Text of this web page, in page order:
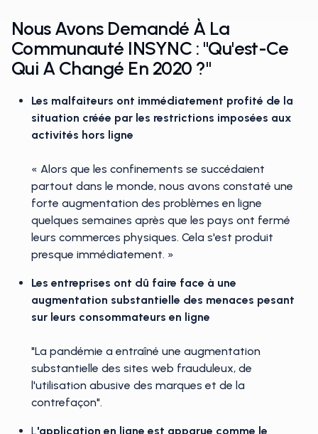
Nous Avons Demandé À La
Communauté INSYNC : "Qu'est-Ce
Qui A Changé En 2020 ?"
Les malfaiteurs ont immédiatement profité de la
situation créée par les restrictions imposées aux
activités hors ligne
« Alors que les confinements se succédaient
partout dans le monde, nous avons constaté une
forte augmentation des problèmes en ligne
quelques semaines après que les pays ont fermé
leurs commerces physiques. Cela s'est produit
presque immédiatement. »
Les entreprises ont dû faire face à une
augmentation substantielle des menaces pesant
sur leurs consommateurs en ligne
"La pandémie a entraîné une augmentation
substantielle des sites web frauduleux, de
l'utilisation abusive des marques et de la
contrefaçon".
L'application en ligne est apparue comme le